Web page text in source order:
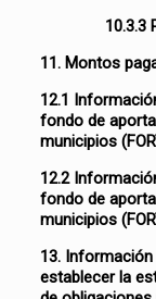
10.3.3
11. Montos
12.1
fondo de
municipios
12.2
fondo de
municipios
13.
establecer la